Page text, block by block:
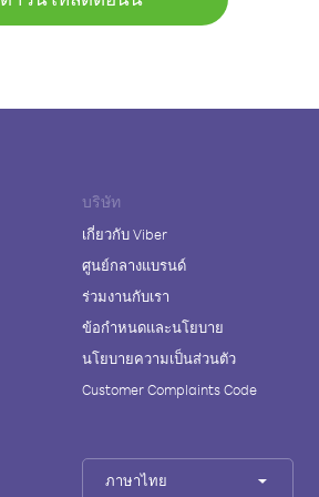
บริษัท
เกี่ยวกับ Viber
ศูนย์กลางแบรนด์
ร่วมงานกับเรา
ข้อกำหนดและนโยบาย
นโยบายความเป็นส่วนตัว
Customer Complaints Code
ภาษาไทย